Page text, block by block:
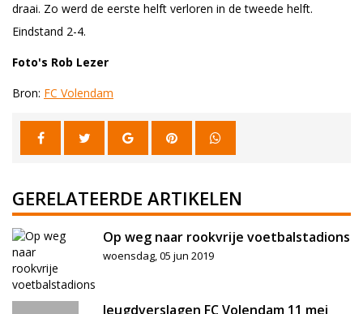
draai. Zo werd de eerste helft verloren in de tweede helft.
Eindstand 2-4.
Foto's Rob Lezer
Bron: FC Volendam
GERELATEERDE ARTIKELEN
Op weg naar rookvrije voetbalstadions
woensdag, 05 jun 2019
Jeugdverslagen FC Volendam 11 mei